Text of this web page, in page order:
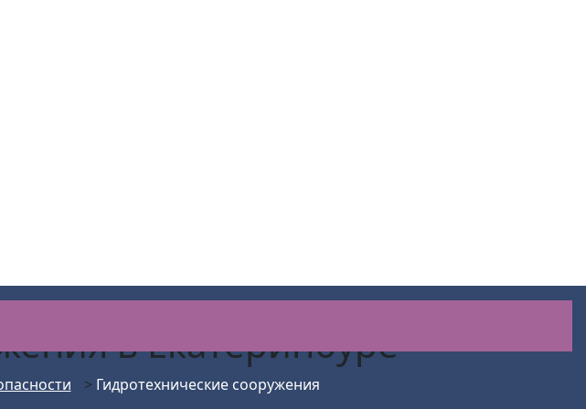
в Екатеринбуре
> Гидротехнические сооружения